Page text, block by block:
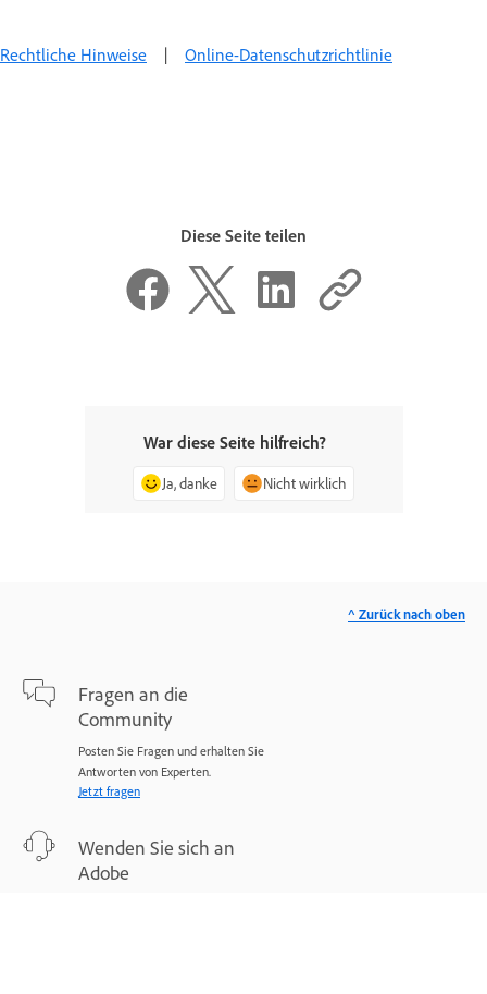
Rechtliche Hinweise | Online-Datenschutzrichtlinie
Diese Seite teilen
War diese Seite hilfreich?
Ja, danke Nicht wirklich
Fragen an die
Community
Posten Sie Fragen und erhalten Sie
Antworten von Experten.
Jetzt fragen
Wenden Sie sich an
Adobe
^ Zurück nach oben